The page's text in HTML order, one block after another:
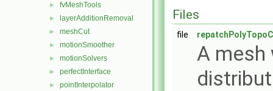
► fvMeshTools
► layerAdditionRemoval
► meshCut
► motionSmoother
► motionSolvers
► perfectInterface
► pointInterpolator
Files
file
A mesh